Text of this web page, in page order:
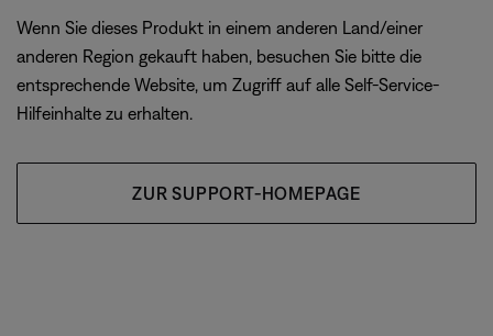
Wenn Sie dieses Produkt in einem anderen Land/einer
anderen Region gekauft haben, besuchen Sie bitte die
entsprechende Website, um Zugriff auf alle Self-Service-
Hilfeinhalte zu erhalten.
ZUR SUPPORT-HOMEPAGE